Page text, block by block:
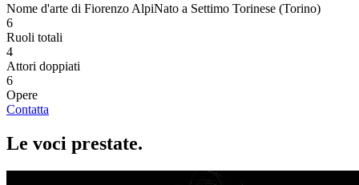
Nome d'arte di Fiorenzo AlpiNato a Settimo Torinese (Torino)
6
Ruoli totali
4
Attori doppiati
6
Opere
Contatta
Le voci prestate.